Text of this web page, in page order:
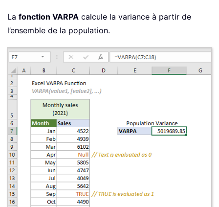
La fonction VARPA calcule la variance à partir de
l’ensemble de la population.